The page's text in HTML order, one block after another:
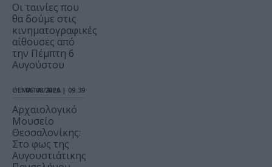
Οι ταινίες που
θα δούμε στις
κινηματογραφικές
αίθουσες από
την Πέμπτη 6
Αυγούστου
ΘΕΜΑΤΑ / ΝΕΑ
06.08.2026 | 09.39
Αρχαιολογικό
Μουσείο
Θεσσαλονίκης:
Στο φως της
Αυγουστιάτικης